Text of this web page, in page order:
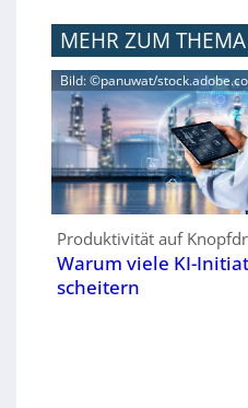
MEHR ZUM THEMA
Bild: ©panuwat/
Produktivität auf
Warum viele KI-
scheitern